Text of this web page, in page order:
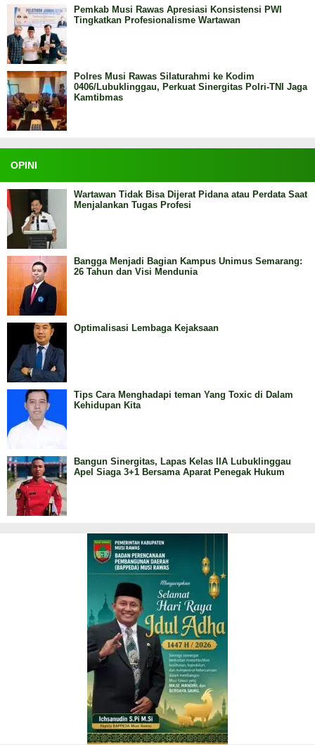
Pemkab Musi Rawas Apresiasi Konsistensi PWI
Tingkatkan Profesionalisme Wartawan
Polres Musi Rawas Silaturahmi ke Kodim
0406/Lubuklinggau, Perkuat Sinergitas Polri-TNI Jaga
Kamtibmas
OPINI
Wartawan Tidak Bisa Dijerat Pidana atau Perdata Saat
Menjalankan Tugas Profesi
Bangga Menjadi Bagian Kampus Unimus Semarang:
26 Tahun dan Visi Mendunia
Optimalisasi Lembaga Kejaksaan
Tips Cara Menghadapi teman Yang Toxic di Dalam
Kehidupan Kita
Bangun Sinergitas, Lapas Kelas IIA Lubuklinggau
Apel Siaga 3+1 Bersama Aparat Penegak Hukum